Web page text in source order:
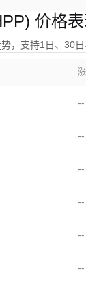
价格
，支持1日、30
--
--
--
--
--
--